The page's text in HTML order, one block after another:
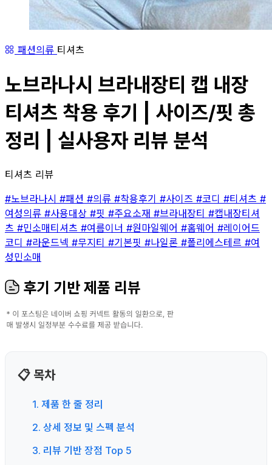
패션의류 티셔츠
노브라나시 브라내장티 캡 내장
티셔츠 착용 후기 | 사이즈/핏 총
정리 | 실사용자 리뷰 분석
티셔츠 리뷰
#노브라나시 #패션 #의류 #착용후기 #사이즈 #코디 #티셔츠 #
여성의류 #사용대상 #핏 #주요소재 #브라내장티 #캡내장티셔
츠 #민소매티셔츠 #여름이너 #원마일웨어 #홈웨어 #레이어드
코디 #라운드넥 #무지티 #기본핏 #나일론 #폴리에스테르 #여
성민소매
후기 기반 제품 리뷰
📋 목차
1. 제품 한 줄 정리
2. 상세 정보 및 스펙 분석
3. 리뷰 기반 장점 Top 5